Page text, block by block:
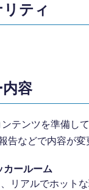
ティ
容
テンツを準備し
告などで内容が変
カールーム
リアルでホット